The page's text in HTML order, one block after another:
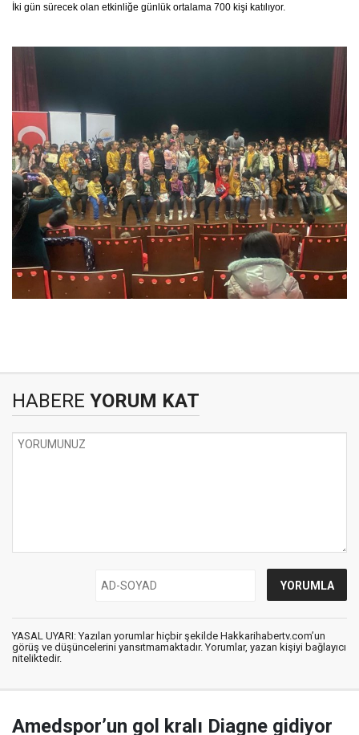
İki gün sürecek olan etkinliğe günlük ortalama 700 kişi katılıyor.
HABERE YORUM KAT
YASAL UYARI: Yazılan yorumlar hiçbir şekilde Hakkarihabertv.com’un
görüş ve düşüncelerini yansıtmamaktadır. Yorumlar, yazan kişiyi bağlayıcı
niteliktedir.
Amedspor’un gol kralı Diagne gidiyor